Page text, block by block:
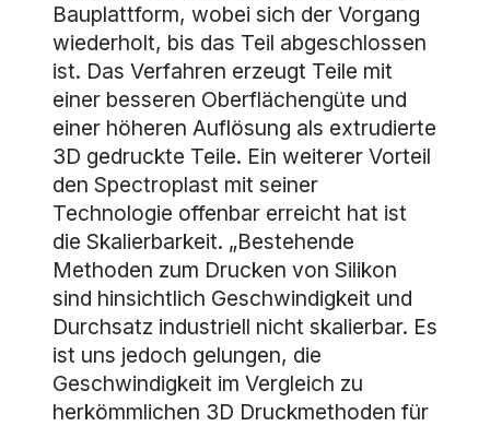
Bauplattform, wobei sich der Vorgang
wiederholt, bis das Teil abgeschlossen
ist. Das Verfahren erzeugt Teile mit
einer besseren Oberflächengüte und
einer höheren Auflösung als extrudierte
3D gedruckte Teile. Ein weiterer Vorteil
den Spectroplast mit seiner
Technologie offenbar erreicht hat ist
die Skalierbarkeit. „Bestehende
Methoden zum Drucken von Silikon
sind hinsichtlich Geschwindigkeit und
Durchsatz industriell nicht skalierbar. Es
ist uns jedoch gelungen, die
Geschwindigkeit im Vergleich zu
herkömmlichen 3D Druckmethoden für